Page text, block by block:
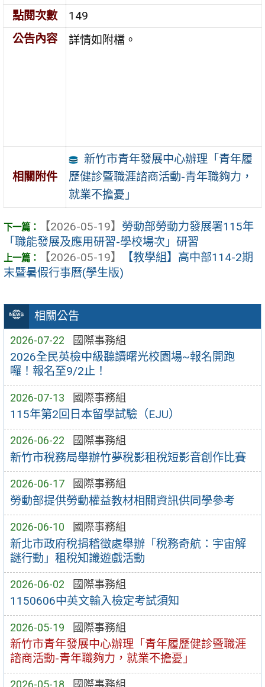
相關公告
2026-07-22 國際事務組
2026全民英檢中級聽讀曙光校園場~報名開跑
囉！報名至9/2止！
2026-07-13 國際事務組
115年第2回日本留學試驗（EJU）
2026-06-22 國際事務組
新竹市稅務局舉辦竹夢稅影租稅短影音創作比賽
2026-06-17 國際事務組
勞動部提供勞動權益教材相關資訊供同學參考
2026-06-10 國際事務組
新北市政府稅捐稽徵處舉辦「稅務奇航：宇宙解
謎行動」租稅知識遊戲活動
2026-06-02 國際事務組
1150606中英文輸入檢定考試須知
2026-05-19 國際事務組
新竹市青年發展中心辦理「青年履歷健診暨職涯
諮商活動-青年職夠力，就業不擔憂」
點閱次數
149
公告內容
詳情如附檔。
相關附件
新竹市青年發展中心辦理「青年履
歷健診暨職涯諮商活動-青年職夠力，
就業不擔憂」
【2026-05-19】 勞動部勞動力發展署115年
「職能發展及應用研習-學校場次」研習
【2026-05-19】
【教學組】高中部114-2期
末暨暑假行事曆(學生版)